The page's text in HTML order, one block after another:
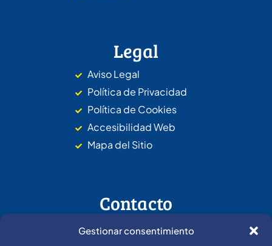
Gestionar consentimiento
Legal
Aviso Legal
Política de Privacidad
Política de Cookies
Accesibilidad Web
Mapa del Sitio
Contacto
Dirección: C. de la
Barrosa, s/n, 11130